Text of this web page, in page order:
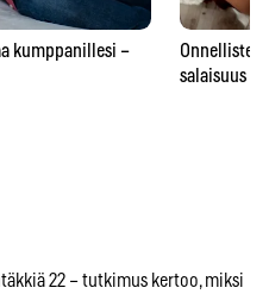
kumppanillesi –
Onnellisten
salaisuus –
22 – tutkimus kertoo, miksi